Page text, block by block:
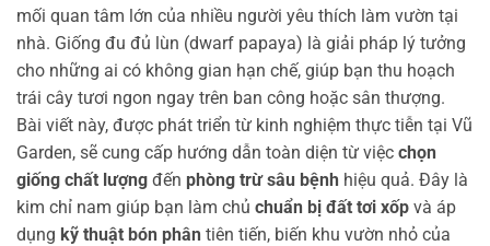
mối quan tâm lớn của nhiều người yêu thích làm vườn tại
nhà. Giống đu đủ lùn (dwarf papaya) là giải pháp lý tưởng
cho những ai có không gian hạn chế, giúp bạn thu hoạch
trái cây tươi ngon ngay trên ban công hoặc sân thượng.
Bài viết này, được phát triển từ kinh nghiệm thực tiễn tại Vũ
Garden, sẽ cung cấp hướng dẫn toàn diện từ việc chọn
giống chất lượng đến phòng trừ sâu bệnh hiệu quả. Đây là
kim chỉ nam giúp bạn làm chủ chuẩn bị đất tơi xốp và áp
dụng kỹ thuật bón phân tiên tiến, biến khu vườn nhỏ của